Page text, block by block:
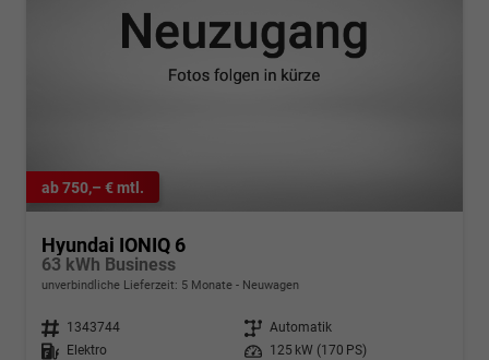
ab 750,– € mtl.
Hyundai IONIQ 6
63 kWh Business
unverbindliche Lieferzeit: 5 Monate Neuwagen
Fahrzeugnr. 1343744 Getriebe Automatik
Kraftstoff
Elektro Leistung 125 kW (170 PS)